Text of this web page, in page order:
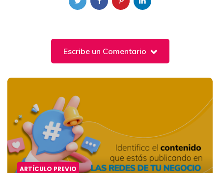
Escribe un Comentario
Post
navigation
ARTÍCULO PREVIO